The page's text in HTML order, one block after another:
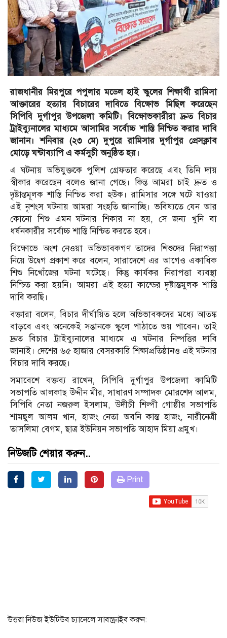
রাজধানীর মিরপুরে পপুলার মডেল হাই স্কুলের শিক্ষার্থী রামিসা
আক্তারের হত্যার বিচারের দাবিতে বিক্ষোভ মিছিল করেছেন
সিপিবি দুর্গাপুর উপজেলা কমিটি। বিক্ষোভকারীরা দ্রুত বিচার
ট্রাইব্যুনালের মাধ্যমে আসামির সর্বোচ্চ শাস্তি নিশ্চিত করার দাবি
জানান। শনিবার (২৩ মে) দুপুরে রামিসার দুর্গাপুর প্রেসক্লাব
মোড়ে ঘন্টাব্যাপি এ কর্মসুচী অনুষ্ঠিত হয়।
এ ঘটনায় অভিযুক্তকে পুলিশ গ্রেফতার করেছে এবং তিনি দায়
স্বীকার করেছেন বলেও জানা গেছে। কিন্ত আমরা চাই দ্রুত ও
দৃষ্টান্তমূলক শাস্তি নিশ্চিত করা হউক। রামিসার সঙ্গে ঘটে যাওয়া
এই নৃশংস ঘটনায় আমরা সংহতি জানাচ্ছি। ভবিষ্যতে যেন আর
কোনো শিশু এমন ঘটনার শিকার না হয়, সে জন্য খুনি বা
ধর্ষনকারীর সর্বোচ্চ শাস্তি নিশ্চিত করতে হবে।
বিক্ষোভে অংশ নেওয়া অভিভাবকগণ তাদের শিশুদের নিরাপত্তা
নিয়ে উদ্বেগ প্রকাশ করে বলেন, সারাদেশে এর আগেও একাধিক
শিশু নিখোঁজের ঘটনা ঘটেছে। কিন্তু কার্যকর নিরাপত্তা ব্যবস্থা
নিশ্চিত করা হয়নি। আমরা এই হত্যা কান্ডের দৃষ্টান্তমুলক শাস্তি
দাবি করছি।
বক্তারা বলেন, বিচার দীর্ঘায়িত হলে অভিভাবকদের মধ্যে আতঙ্ক
বাড়বে এবং অনেকেই সন্তানকে স্কুলে পাঠাতে ভয় পাবেন। তাই
দ্রুত বিচার ট্রাইব্যুনালের মাধ্যমে এ ঘটনার নিষ্পত্তির দাবি
জানাই। দেশের ৬৫ হাজার বেসরকারি শিক্ষাপ্রতিষ্ঠানও এই ঘটনার
বিচার দাবি করছে।
সমাবেশে বক্তব্য রাখেন, সিপিবি দুর্গাপুর উপজেলা কামিটি
সভাপতি আলকাছ উদ্দীন মীর, সাধারণ সম্পাদক মোরশেদ আলম,
সিপিবি নেতা নজরুল ইসলাম, উদীচী শিল্পী গোষ্ঠীর সভাপতি
শামছুল আলম খান, হাজং নেতা অবনি কান্ত হাজং, নারীনেত্রী
তাসলিমা বেগম, ছাত্র ইউনিয়ন সভাপতি আহাদ মিয়া প্রমুখ।
নিউজটি শেয়ার করুন..
Print
উত্তরা নিউজ ইউটিউব চ্যানেলে সাবস্ক্রাইব করুন: